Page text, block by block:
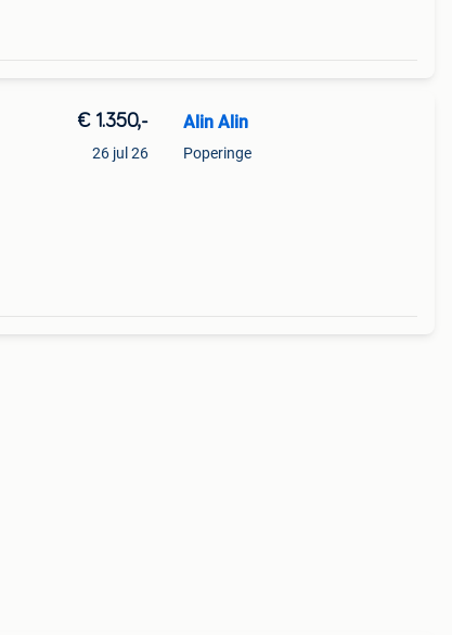
€ 1.350,-
26 jul 26
Alin Alin
Poperinge